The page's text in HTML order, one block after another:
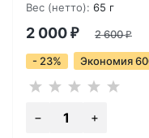
Вес (нетто): 65 г
2 000 ₽ 2 600₽
- 23% Экономия